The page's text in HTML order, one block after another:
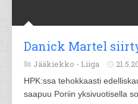
Danick Martel
Jääkiekko - Liiga
HPK:ssa tehokkaasti
saapuu Poriin yksivuotisella